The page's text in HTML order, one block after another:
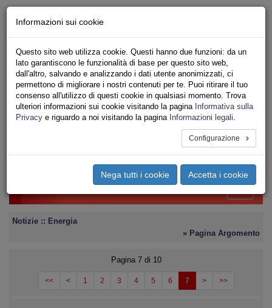
Iscriviti
Ricerca
Area Stampa
Privacy
ENERGIA
SERVIZI AMBIENTALI
Toggle
Notizie :: Energia
» Pagina Argomento
Pagina 7 di 10
<< < 1 2 3 4 5 6 7 > >>
Informazioni sui cookie
Questo sito web utilizza cookie. Questi hanno due funzioni: da un
lato garantiscono le funzionalità di base per questo sito web,
dall'altro, salvando e analizzando i dati utente anonimizzati, ci
permettono di migliorare i nostri contenuti per te. Puoi ritirare il tuo
consenso all'utilizzo di questi cookie in qualsiasi momento. Trova
ulteriori informazioni sui cookie visitando la pagina Informativa sulla
Privacy e riguardo a noi visitando la pagina Informazioni legali.
Configurazione
Nega tutti i cookie Accetta i cookie